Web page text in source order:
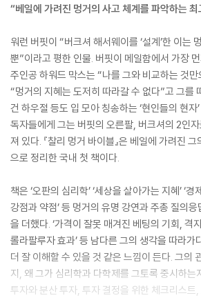
“베일에 가려진 멍거의 사고 체계를 파악하는 최
워런 버핏이 “버크셔 해서웨이를 ‘설계’한 이는
뿐”이라고 평한 인물. 버핏이 메일함에서 가장
주인공 하워드 막스는 “나를 그와 비교하는 것
“멍거의 지혜는 도저히 따라갈 수 없다”고 그를
건 하우절 등도 입 모아 칭송하는 ‘현인들의 현자
독자들에게 그는 버핏의 오른팔, 버크셔의 2인
져 있다. 『찰리 멍거 바이블』은 베일에 가려진
으로 정리한 국내 첫 책이다.
책은 ‘오판의 심리학’ ‘세상을 살아가는 지혜’ ‘
강점과 약점’ 등 멍거의 유명 강연과 주총 질의
을 더했다. ‘가격이 잘못 매겨진 베팅의 기회, 격
롤라팔루자 효과’ 등 남다른 그의 생각을 따라가
더 잘 이해할 수 있을 것 같은 느낌이 든다. 그의
지, 왜 그가 심리학과 다학제를 그토록 중시하는
투자와 분산 투자, 투자 결정을 위한 체크리스트